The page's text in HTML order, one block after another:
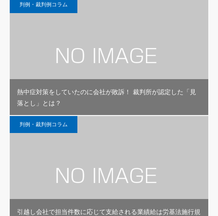
判例・裁判例コラム
熱中症対策をしていたのに会社が敗訴！ 裁判所が認定した「見
落とし」とは？
判例・裁判例コラム
引越し会社で担当件数に応じて支給される業績給は労基法施行規